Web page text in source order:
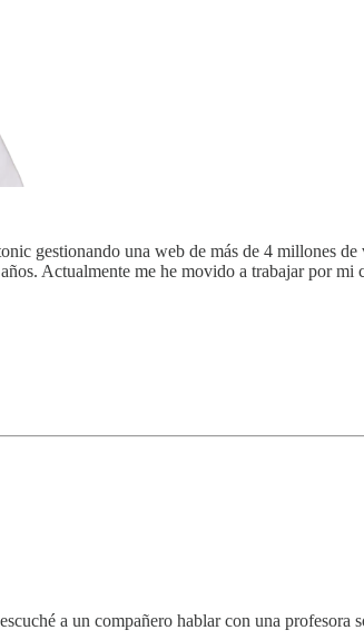
gestionando una web de más de 4 millones
Actualmente me he movido a trabajar por mi
a un compañero hablar con una profesora